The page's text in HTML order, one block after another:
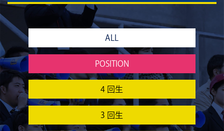
ALL
POSITION
4 回生
3 回生